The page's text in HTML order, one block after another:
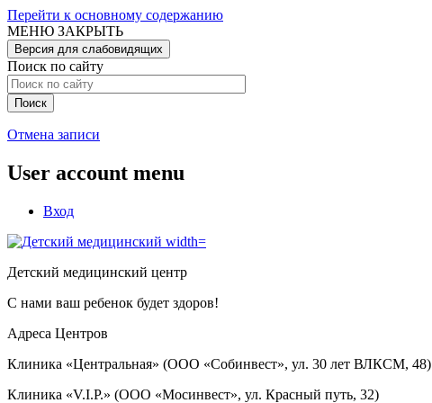
Перейти к основному содержанию
МЕНЮ ЗАКРЫТЬ
Версия для слабовидящих
Поиск по сайту
Отмена записи
User account menu
Вход
Детский медицинский центр
С нами ваш ребенок будет здоров!
Адреса Центров
Клиника «Центральная» (ООО «Собинвест», ул. 30 лет ВЛКСМ, 48)
Клиника «V.I.P.» (ООО «Мосинвест», ул. Красный путь, 32)